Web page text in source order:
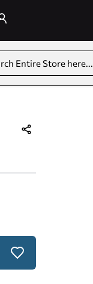
Entire Store here...